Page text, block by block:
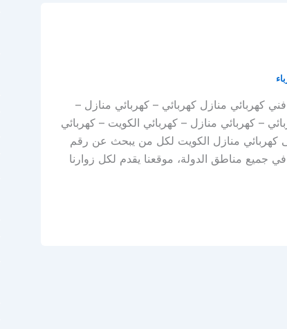
منازل الكويت / 66901910 / فني كهربائي منازل كهربائي – كهربائي منازل –
كهربائي – كهربائي منازل – كهربائي الكويت – كهربائي
كهربائي منازل الكويت لكل من يبحث عن رقم
جميع مناطق الدولة، موقعنا يقدم لكل زوارنا